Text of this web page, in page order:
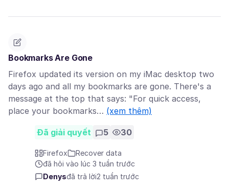
Bookmarks Are Gone
Firefox updated its version on my iMac desktop two
days ago and all my bookmarks are gone. There's a
message at the top that says: "For quick access,
place your bookmarks… (xem thêm)
Đã giải quyết 5 30
Firefox
Recover data
đã hỏi vào lúc 3 tuần trước
Denysđã trả lời2 tuần trước